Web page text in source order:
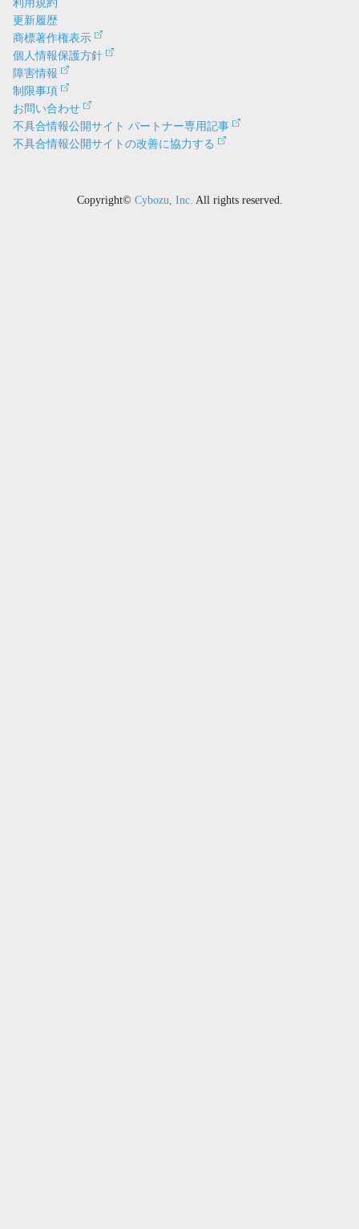
利用規約
更新履歴
商標著作権表示
個人情報保護方針
障害情報
制限事項
お問い合わせ
不具合情報公開サイト パートナー専用記事
不具合情報公開サイトの改善に協力する
Copyright© Cybozu, Inc. All rights reserved.